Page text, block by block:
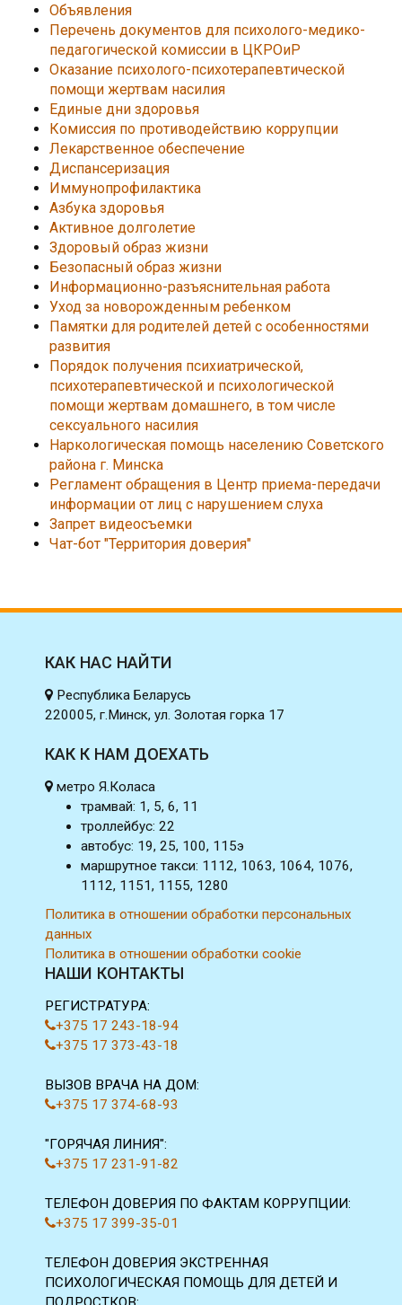
Объявления
Перечень документов для психолого-медико-
педагогической комиссии в ЦКРОиР
Оказание психолого-психотерапевтической
помощи жертвам насилия
Единые дни здоровья
Комиссия по противодействию коррупции
Лекарственное обеспечение
Диспансеризация
Иммунопрофилактика
Азбука здоровья
Активное долголетие
Здоровый образ жизни
Безопасный образ жизни
Информационно-разъяснительная работа
Уход за новорожденным ребенком
Памятки для родителей детей с особенностями
развития
Порядок получения психиатрической,
психотерапевтической и психологической
помощи жертвам домашнего, в том числе
сексуального насилия
Наркологическая помощь населению Советского
района г. Минска
Регламент обращения в Центр приема-передачи
информации от лиц с нарушением слуха
Запрет видеосъемки
Чат-бот "Территория доверия"
КАК НАС НАЙТИ
Республика Беларусь
220005, г.Минск, ул. Золотая горка 17
КАК К НАМ ДОЕХАТЬ
метро Я.Коласа
трамвай: 1, 5, 6, 11
троллейбус: 22
автобус: 19, 25, 100, 115э
маршрутное такси: 1112, 1063, 1064, 1076,
1112, 1151, 1155, 1280
Политика в отношении обработки персональных
данных
Политика в отношении обработки cookie
НАШИ КОНТАКТЫ
РЕГИСТРАТУРА:
+375 17 243-18-94
+375 17 373-43-18
ВЫЗОВ ВРАЧА НА ДОМ:
+375 17 374-68-93
"ГОРЯЧАЯ ЛИНИЯ":
+375 17 231-91-82
ТЕЛЕФОН ДОВЕРИЯ ПО ФАКТАМ КОРРУПЦИИ:
+375 17 399-35-01
ТЕЛЕФОН ДОВЕРИЯ ЭКСТРЕННАЯ
ПСИХОЛОГИЧЕСКАЯ ПОМОЩЬ ДЛЯ ДЕТЕЙ И